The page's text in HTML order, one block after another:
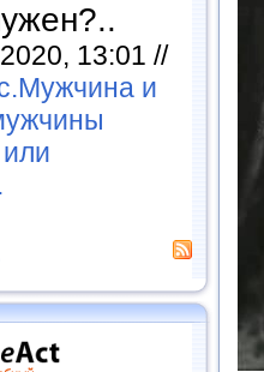
13:01 //
и